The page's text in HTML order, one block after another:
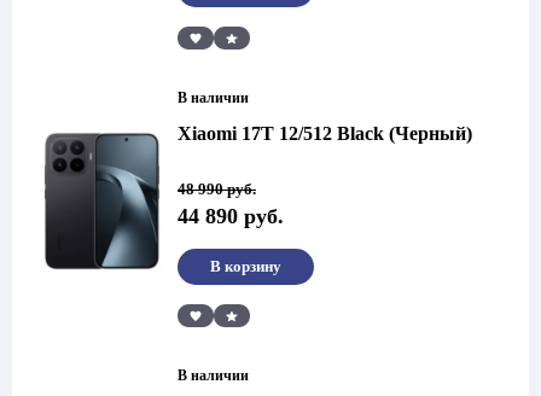
Сравнить
В наличии
Xiaomi 17T 12/512 Black (Черный)
48 990руб.
Первоначальная
цена
составляла
990 руб..
44 890 руб.
Текущая
цена:
44
Сравнить
В корзину
В наличии